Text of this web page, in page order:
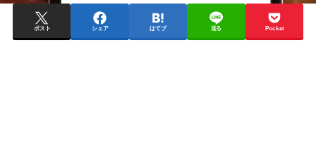
ポスト シェア はてブ 送る Pocket